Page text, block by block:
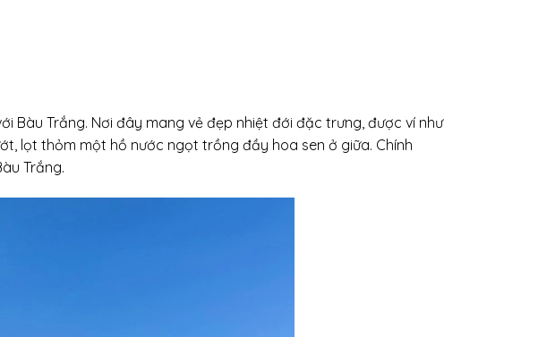
Bàu Trắng. Nơi đây mang vẻ đẹp nhiệt đới đặc trưng, được ví như
lọt thỏm một hồ nước ngọt trồng đầy hoa sen ở giữa. Chính
Trắng.